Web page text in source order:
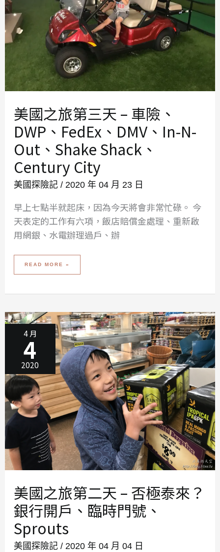
美國之旅第三天 – 車險、
DWP、FedEx、DMV、In-N-
Out、Shake Shack、
Century City
美國探險記/ 2020 年 04 月 23 日
早上七點半就起床，因為今天將會非常忙碌。 今
天表定的工作有六項，飯店賠償金處理、重新啟
用網銀、水電辦理過戶、辦
美
之
天
DWP、
FEDEX、
DMV、
N-
OUT、
SHAKE
SHACK、
CENTURY
READ MORE »
4 月
4
2020
美國之旅第二天 – 否極泰來？
銀行開戶、臨時門號、
Sprouts
美國探險記/ 2020 年 04 月 04 日